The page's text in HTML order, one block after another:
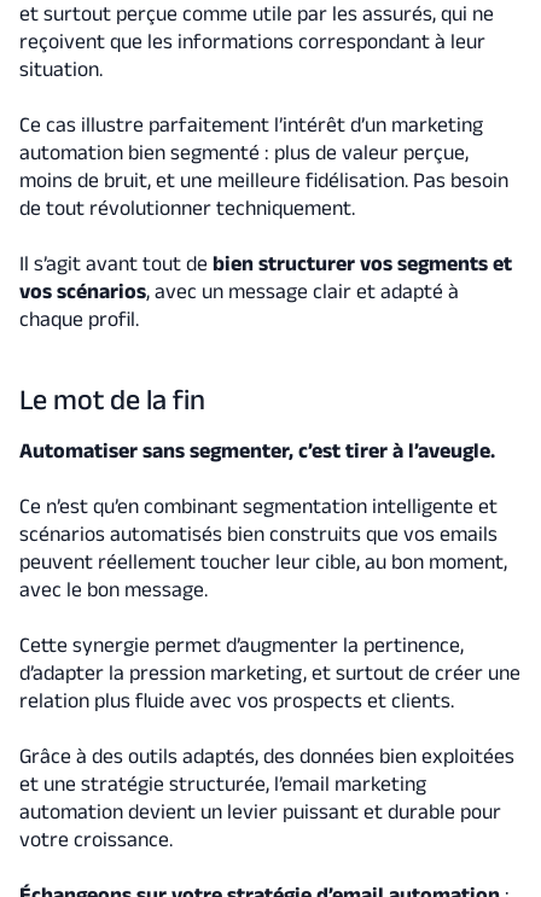
et surtout perçue comme utile par les assurés, qui ne
reçoivent que les informations correspondant à leur
situation.
Ce cas illustre parfaitement l’intérêt d’un marketing
automation bien segmenté : plus de valeur perçue,
moins de bruit, et une meilleure fidélisation. Pas besoin
de tout révolutionner techniquement.
Il s’agit avant tout de bien structurer vos segments et
vos scénarios, avec un message clair et adapté à
chaque profil.
Le mot de la fin
Automatiser sans segmenter, c’est tirer à l’aveugle.
Ce n’est qu’en combinant segmentation intelligente et
scénarios automatisés bien construits que vos emails
peuvent réellement toucher leur cible, au bon moment,
avec le bon message.
Cette synergie permet d’augmenter la pertinence,
d’adapter la pression marketing, et surtout de créer une
relation plus fluide avec vos prospects et clients.
Grâce à des outils adaptés, des données bien exploitées
et une stratégie structurée, l’email marketing
automation devient un levier puissant et durable pour
votre croissance.